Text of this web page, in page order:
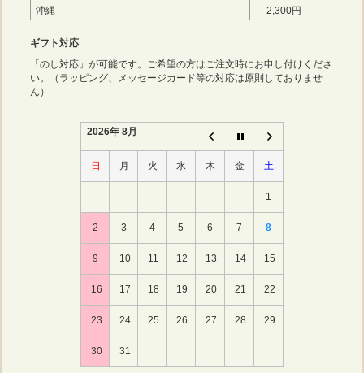
沖縄
2,300円
ギフト対応
「のし対応」が可能です。ご希望の方はご注文時にお申し付けくださ
い。（ラッピング、メッセージカード等の対応は原則しておりませ
ん）
2026年 8月
日 月 火 水 木 金 土
1
2 3 4 5 6 7 8
9 10 11 12 13 14 15
16 17 18 19 20 21 22
23 24 25 26 27 28 29
30 31